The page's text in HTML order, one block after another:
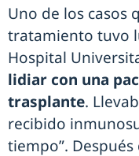
Uno de los casos
tratamiento tuvo
Hospital
lidiar con una
trasplante.
recibido
tiempo”.